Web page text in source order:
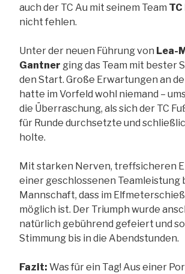
auch der TC Au mit seinem Team
nicht fehlen.
Unter der neuen Führung von Lea-
Gantner ging das Team mit bester
den Start. Große Erwartungen an
hatte im Vorfeld wohl niemand –
die Überraschung, als sich der TC
für Runde durchsetzte und
holte.
Mit starken Nerven, treffsicheren
einer geschlossenen Teamleistung
Mannschaft, dass im
möglich ist. Der Triumph wurde
natürlich gebührend gefeiert und
Stimmung bis in die Abendstunden.
Fazit: Was für ein Tag! Aus einer